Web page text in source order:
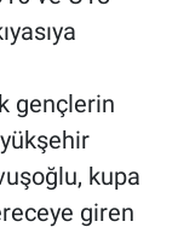
gençlerin
kupa
giren